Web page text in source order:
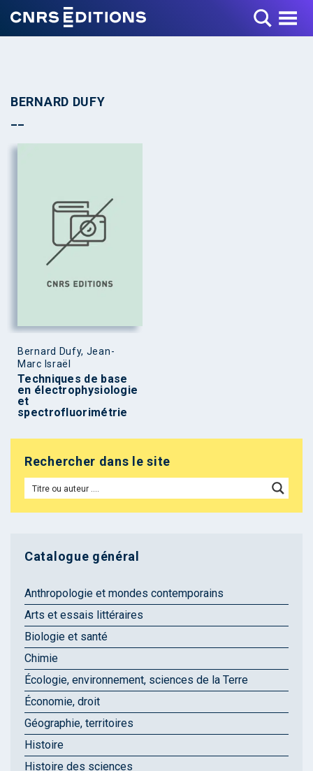
Toggle Menu
BERNARD DUFY
Bernard Dufy, Jean-
Marc Israël
Techniques de base
en électrophysiologie
et
spectrofluorimétrie
Rechercher dans le site
Catalogue général
Anthropologie et mondes contemporains
Arts et essais littéraires
Biologie et santé
Chimie
Écologie, environnement, sciences de la Terre
Économie, droit
Géographie, territoires
Histoire
Histoire des sciences